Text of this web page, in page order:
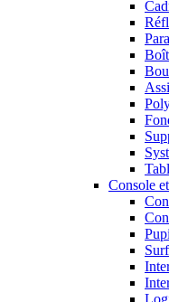
Console